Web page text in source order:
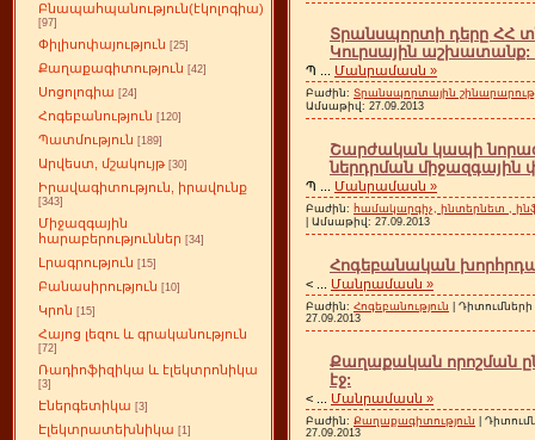
Բնապահպանություն(էկոլոգիա)
[97]
Փիլիսոփայություն [25]
Քաղաքագիտություն [42]
Սոցոլոգիա [24]
Հոգեբանություն [120]
Պատմություն [189]
Արվեստ, մշակույթ [30]
Իրավագիտություն, իրավունք
[343]
Միջազգային
հարաբերություններ [34]
Լրագրություն [15]
Բանասիրություն [10]
Կրոն [15]
Հայոց լեզու և գրականություն
[72]
Ռադիոֆիզիկա և էլեկտրոնիկա
[3]
Էներգետիկա [3]
Էլեկտրատեխնիկա [1]
Տրանսպորտի դերը ՀՀ
Կուրսային աշխատանք:
Պ Մանրամասն »
Բաժին: Տրանսպորտային
Ամսաթիվ: 27.09.2013
Շարժական կապի
ներդրման միջազգային
Պ Մանրամասն »
Բաժին: համակարգիչ, ինտերնետ ,
| Ամսաթիվ: 27.09.2013
Հոգեբանական
< Մանրամասն »
Բաժին: Հոգեբանություն |
27.09.2013
Քաղաքական որոշման
էջ:
< Մանրամասն »
Բաժին: Քաղաքագիտություն |
27.09.2013